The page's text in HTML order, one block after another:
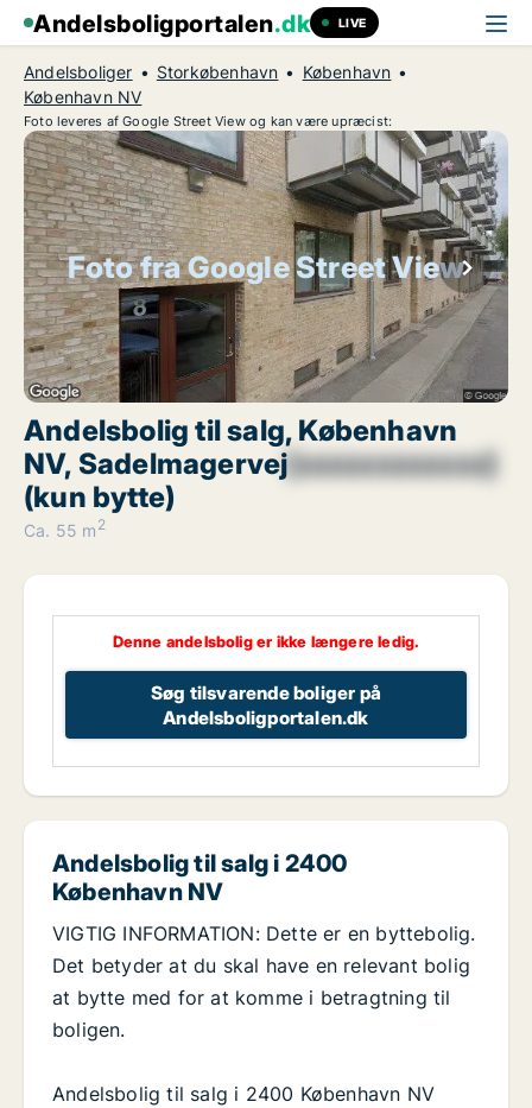
Andelsboligportalen.dk LIVE
Andelsboliger Storkøbenhavn
København
København NV
Foto leveres af Google Street View og kan være upræcist:
Foto fra Google Street View
Andelsbolig til salg, København
NV, Sadelmagervej[xxxxxxxxxxxx]
(kun bytte)
Ca. 55 m 2
Denne andelsbolig er ikke længere ledig.
Søg tilsvarende boliger på
Andelsboligportalen.dk
Andelsbolig til salg i 2400
København NV
VIGTIG INFORMATION: Dette er en byttebolig.
Det betyder at du skal have en relevant bolig
at bytte med for at komme i betragtning til
boligen.
Andelsbolig til salg i 2400 København NV